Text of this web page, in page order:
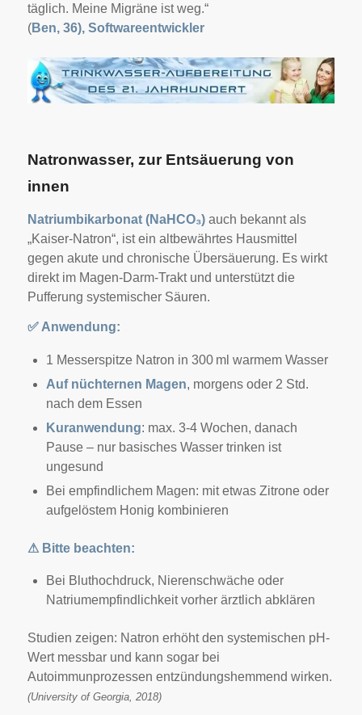
täglich. Meine Migräne ist weg.“
(Ben, 36), Softwareentwickler
Natronwasser, zur Entsäuerung von
innen
Natriumbikarbonat (NaHCO₃) auch bekannt als
„Kaiser-Natron“, ist ein altbewährtes Hausmittel
gegen akute und chronische Übersäuerung. Es wirkt
direkt im Magen-Darm-Trakt und unterstützt die
Pufferung systemischer Säuren.
✅Anwendung:
1 Messerspitze Natron in 300 ml warmem Wasser
Auf nüchternen Magen, morgens oder 2 Std.
nach dem Essen
Kuranwendung: max. 3-4 Wochen, danach
Pause – nur basisches Wasser trinken ist
ungesund
Bei empfindlichem Magen: mit etwas Zitrone oder
aufgelöstem Honig kombinieren
⚠Bitte beachten:
Bei Bluthochdruck, Nierenschwäche oder
Natriumempfindlichkeit vorher ärztlich abklären
Studien zeigen: Natron erhöht den systemischen pH-
Wert messbar und kann sogar bei
Autoimmunprozessen entzündungshemmend wirken.
(University of Georgia, 2018)